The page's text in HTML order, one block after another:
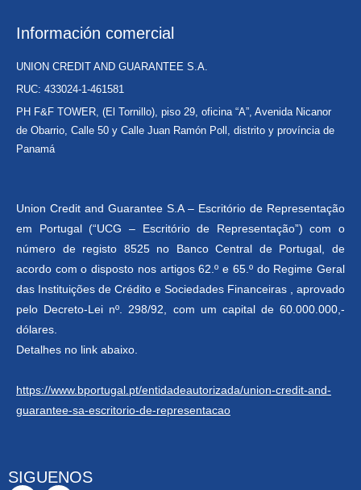
Información comercial
UNION CREDIT AND GUARANTEE S.A.
RUC: 433024-1-461581
PH F&F TOWER, (El Tornillo), piso 29, oficina “A”, Avenida Nicanor
de Obarrio, Calle 50 y Calle Juan Ramón Poll, distrito y província de
Panamá
Union Credit and Guarantee S.A – Escritório de Representação
em Portugal (“UCG – Escritório de Representação”) com o
número de registo 8525 no Banco Central de Portugal, de
acordo com o disposto nos artigos 62.º e 65.º do Regime Geral
das Instituições de Crédito e Sociedades Financeiras , aprovado
pelo Decreto-Lei nº. 298/92, com um capital de 60.000.000,-
dólares.
Detalhes no link abaixo.
https://www.bportugal.pt/entidadeautorizada/union-credit-and-
guarantee-sa-escritorio-de-representacao
SIGUENOS